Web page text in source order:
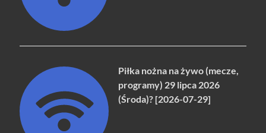
Piłka nożna na żywo (mecze,
programy) 29 lipca 2026
(Środa)? [2026-07-29]